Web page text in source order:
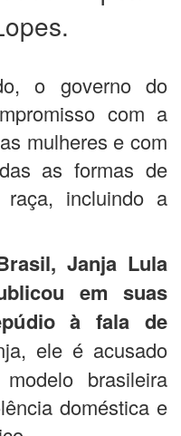
o governo do
com a
mulheres e com
as formas de
incluindo a
Janja Lula
em suas
à fala de
ele é acusado
brasileira
doméstica e